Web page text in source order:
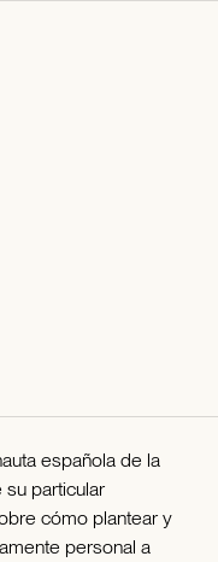
española de la
particular
cómo plantear y
personal a